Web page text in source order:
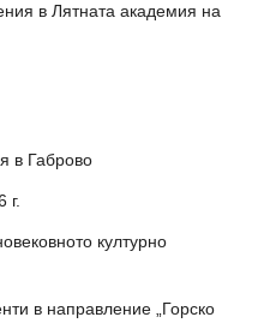
в Лятната академия на
в Габрово
г.
културно
в направление „Горско